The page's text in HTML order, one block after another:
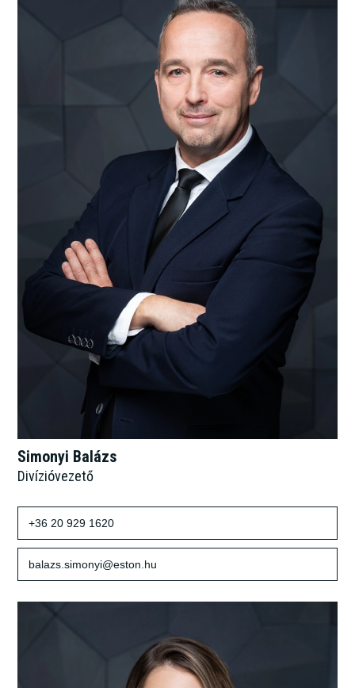
Simonyi Balázs
Divízióvezető
+36 20 929 1620
balazs.simonyi@eston.hu